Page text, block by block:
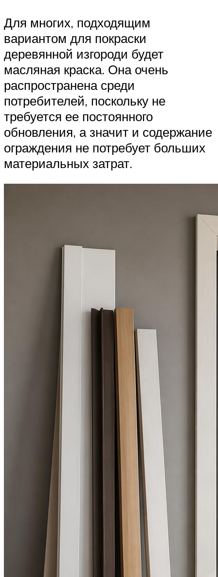
Для многих, подходящим
вариантом для покраски
деревянной изгороди будет
масляная краска. Она очень
распространена среди
потребителей, поскольку не
требуется ее постоянного
обновления, а значит и содержание
ограждения не потребует больших
материальных затрат.